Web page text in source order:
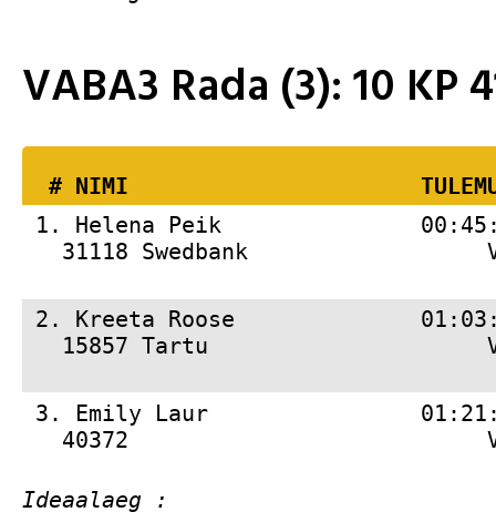
VABA3 Rada (3): 10 KP
  #
NIMI
1. Helena Peik
31118 Swedbank
2. Kreeta Roose
15857 Tartu
3. Emily Laur
40372